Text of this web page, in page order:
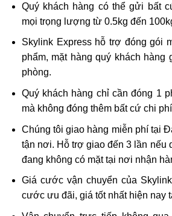
Quý khách hàng có thể gửi bất
mọi trọng lượng từ 0.5kg đến
Skylink Express hỗ trợ đóng gói
phẩm, mặt hàng quý khách hàng
phòng.
Quý khách hàng chỉ cần đóng 1
mà không đóng thêm bất cứ chi
Chúng tôi giao hàng miễn phí tại
tận nơi. Hỗ trợ giao đến 3 lần nếu
đang không có mặt tại nơi nhận
Giá cước vận chuyển của
cước ưu đãi, giá tốt nhất hiện nay